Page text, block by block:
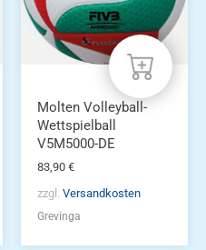
Molten Volleyball-
Wettspielball
V5M5000-DE
83,90 €
zzgl. Versandkosten
Grevinga